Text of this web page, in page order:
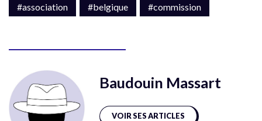
#association #belgique #commission
Baudouin Massart
VOIR SES ARTICLES